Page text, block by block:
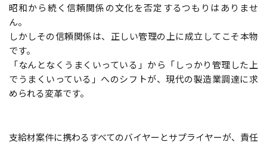
昭和から続く信頼関係の文化を否定するつもりはありませ
ん。
しかしその信頼関係は、正しい管理の上に成立してこそ本物
です。
「なんとなくうまくいっている」から「しっかり管理した上
でうまくいっている」へのシフトが、現代の製造業調達に求
められる変革です。
支給材案件に携わるすべてのバイヤーとサプライヤーが、責任